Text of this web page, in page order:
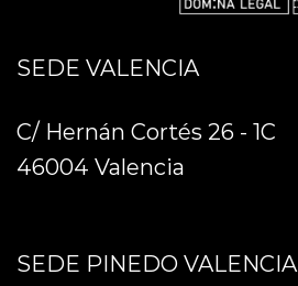
SEDE VALENCIA
C/ Hernán Cortés 26 - 1C
46004 Valencia
SEDE PINEDO VALENCIA